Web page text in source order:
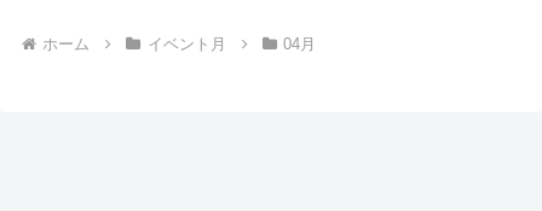
ホーム イベント月 04月